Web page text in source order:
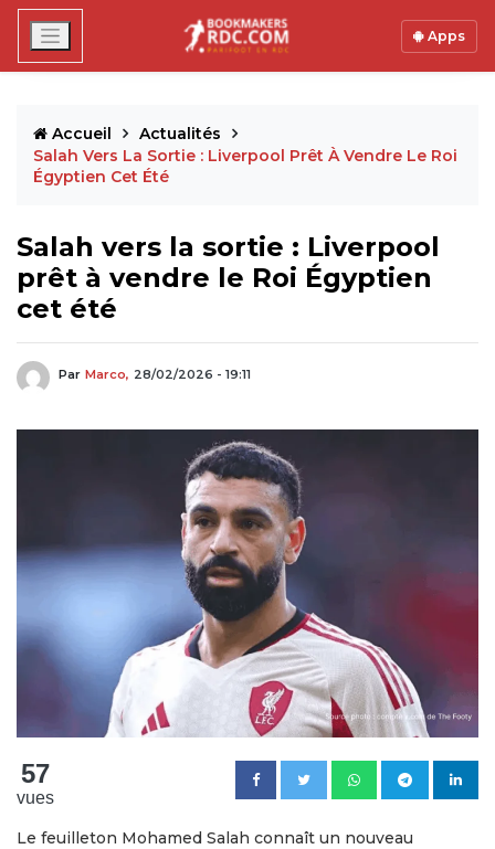
Apps
Accueil
Actualités
Salah Vers La Sortie : Liverpool Prêt À Vendre Le Roi
Égyptien Cet Été
Salah vers la sortie : Liverpool
prêt à vendre le Roi Égyptien
cet été
Par Marco, 28/02/2026 - 19:11
57
vues
Le feuilleton Mohamed Salah connaît un nouveau